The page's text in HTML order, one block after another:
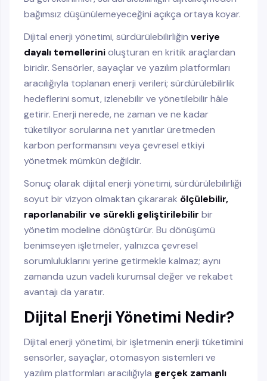
bağımsız düşünülemeyeceğini açıkça ortaya koyar.
Dijital enerji yönetimi, sürdürülebilirliğin veriye
dayalı temellerinioluşturan en kritik araçlardan
biridir. Sensörler, sayaçlar ve yazılım platformları
aracılığıyla toplanan enerji verileri; sürdürülebilirlik
hedeflerini somut, izlenebilir ve yönetilebilir hâle
getirir. Enerji nerede, ne zaman ve ne kadar
tüketiliyor sorularına net yanıtlar üretmeden
karbon performansını veya çevresel etkiyi
yönetmek mümkün değildir.
Sonuç olarak dijital enerji yönetimi, sürdürülebilirliği
soyut bir vizyon olmaktan çıkararak ölçülebilir,
raporlanabilir ve sürekli geliştirilebilir bir
yönetim modeline dönüştürür. Bu dönüşümü
benimseyen işletmeler, yalnızca çevresel
sorumluluklarını yerine getirmekle kalmaz; aynı
zamanda uzun vadeli kurumsal değer ve rekabet
avantajı da yaratır.
Dijital Enerji Yönetimi Nedir?
Dijital enerji yönetimi, bir işletmenin enerji tüketimini
sensörler, sayaçlar, otomasyon sistemleri ve
yazılım platformları aracılığıyla gerçek zamanlı